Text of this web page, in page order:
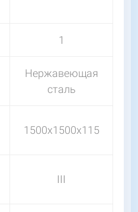
1
Нержавеющая
сталь
1500х1500х115
III